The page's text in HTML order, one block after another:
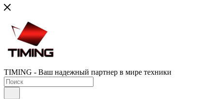
TIMING - Ваш надежный партнер в мире техники